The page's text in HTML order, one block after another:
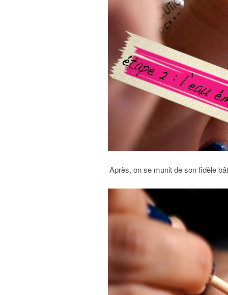
Après, on se munit de son fidèle